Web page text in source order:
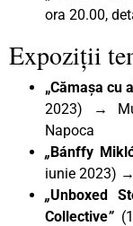
ora 20.00,
Expoziții
„Cămașa cu
2023) →
Napoca
„Bánffy
iunie 2023)
„Unboxed
Collective”